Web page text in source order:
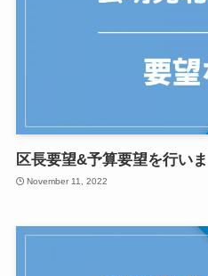
区長要望&予算要望を行い
November 11, 2022